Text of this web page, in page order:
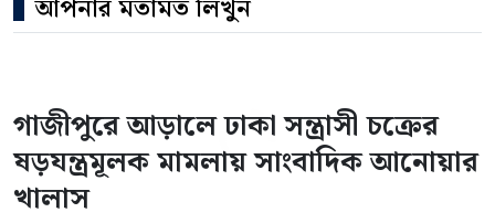
আপনার মতামত লিখুন
গাজীপুরে আড়ালে ঢাকা সন্ত্রাসী চক্রের
ষড়যন্ত্রমূলক মামলায় সাংবাদিক আনোয়ার
খালাস